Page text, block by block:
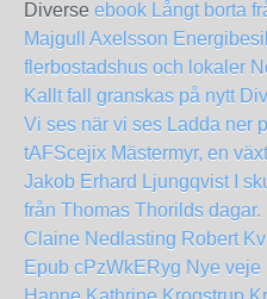
Diverse ebook Långt borta
Majgull Axelsson
flerbostadshus och lokaler
Kallt fall granskas på nytt
Vi ses när vi ses Ladda ner
tAFScejix Mästermyr, en
Jakob Erhard Ljungqvist
I
från Thomas Thorilds
Claine Nedlasting Robert
Epub cPzWkERyg Nye